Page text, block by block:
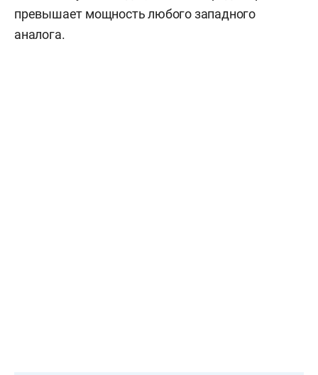
превышает мощность любого западного
аналога.